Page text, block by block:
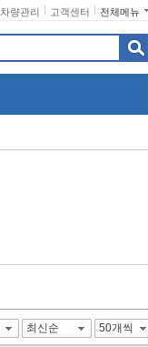
전체메뉴
고객센터
차량관리
최신순 50개씩